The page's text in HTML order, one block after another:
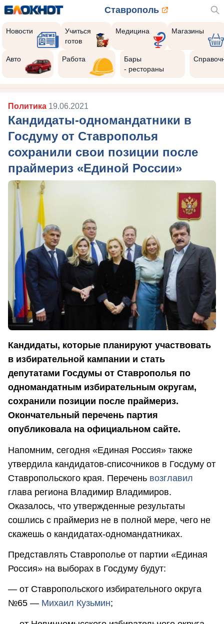
Ставрополь
Новости
Учиться
готов
Медицина Магазины
Авто Работа
Бары
- рестораны
Политика 19.06.2021
Кандидаты-одномандатники в
Госдуму от Ставрополья
сохранили свои позиции после
праймериз «Единой России»
Кандидаты, которые планируют участвовать
в избирательной кампании и стать
депутатами Госдумы от Ставрополья по
одномандатным избирательным округам,
сохранили позиции после праймериз.
Окончательный перечень партия
опубликовала на официальном сайте.
Напомним, сегодня «Единая Россия» также
утвердила кандидатов-списочников в Госдуму от
Ставропольского края. Перечень возглавил
глава региона Владимир Владимиров.
Оказалось, что утвержденные результаты
сошлись с праймериз не в полной мере, чего не
скажешь о кандидатах-одномандатниках.
Представлять Ставрополье от партии «Единая
Россия» на выборах в Госдуму будут:
— от Ставропольского избирательного округа
№65 — Михаил Кузьмин;